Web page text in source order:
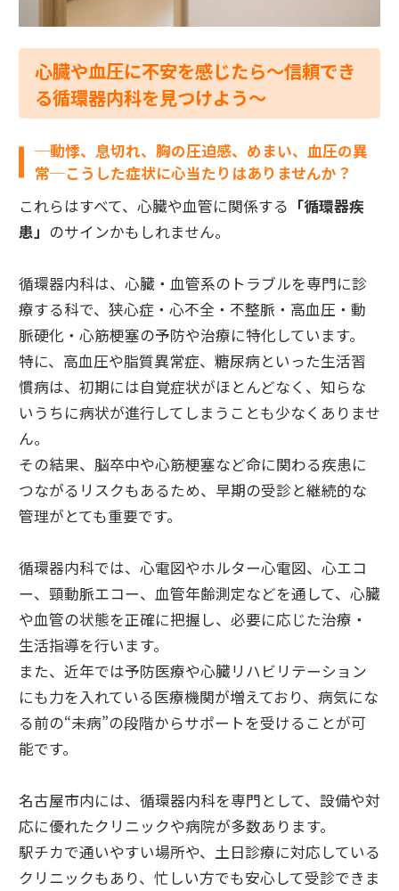
心臓や血圧に不安を感じたら〜信頼でき
る循環器内科を見つけよう〜
─動悸、息切れ、胸の圧迫感、めまい、血圧の異
常─こうした症状に心当たりはありませんか？
これらはすべて、心臓や血管に関係する 「循環器疾
患」 のサインかもしれません。
循環器内科は、心臓・血管系のトラブルを専門に診
療する科で、狭心症・心不全・不整脈・高血圧・動
脈硬化・心筋梗塞の予防や治療に特化しています。
特に、高血圧や脂質異常症、糖尿病といった生活習
慣病は、初期には自覚症状がほとんどなく、知らな
いうちに病状が進行してしまうことも少なくありませ
ん。
その結果、脳卒中や心筋梗塞など命に関わる疾患に
つながるリスクもあるため、早期の受診と継続的な
管理がとても重要です。
循環器内科では、心電図やホルター心電図、心エコ
ー、頸動脈エコー、血管年齢測定などを通して、心臓
や血管の状態を正確に把握し、必要に応じた治療・
生活指導を行います。
また、近年では予防医療や心臓リハビリテーション
にも力を入れている医療機関が増えており、病気にな
る前の“未病”の段階からサポートを受けることが可
能です。
名古屋市内には、循環器内科を専門として、設備や対
応に優れたクリニックや病院が多数あります。
駅チカで通いやすい場所や、土日診療に対応している
クリニックもあり、忙しい方でも安心して受診できま